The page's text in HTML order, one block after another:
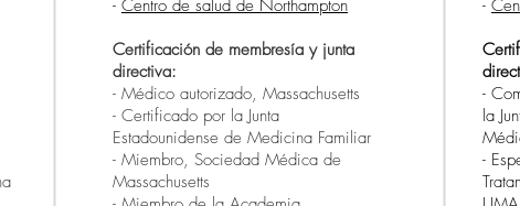
- Centro de salud de Northampton
Certificación de membresía y junta
directiva:
- Médico autorizado, Massachusetts
- Certificado por la Junta
Estadounidense de Medicina Familiar
- Miembro, Sociedad Médica de
Massachusetts
-
-
la
-